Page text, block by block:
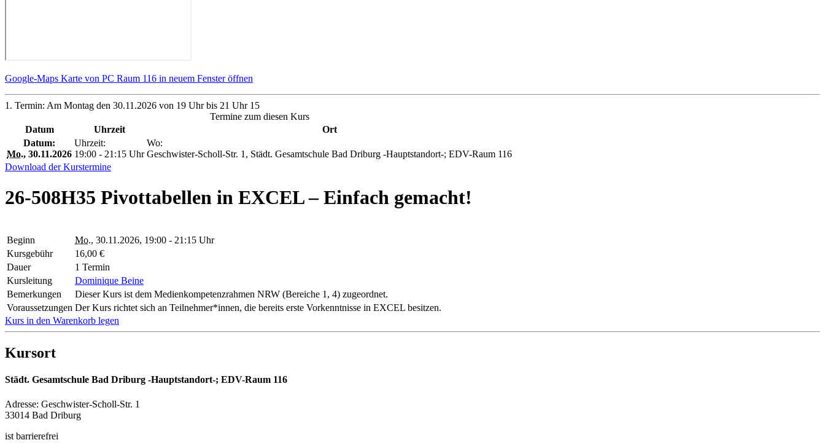
Google-Maps Karte von PC Raum 116 in neuem Fenster öffnen
1. Termin: Am Montag den 30.11.2026 von 19 Uhr bis 21 Uhr 15
Termine zum diesen Kurs
Datum
Uhrzeit
Ort
Datum:
Mo., 30.11.2026
Uhrzeit:
19:00 - 21:15 Uhr
Wo:
Geschwister-Scholl-Str. 1, Städt. Gesamtschule Bad Driburg -Hauptstandort-; EDV-Raum 116
Download der Kurstermine
26-508H35 Pivottabellen in EXCEL – Einfach gemacht!
Beginn Mo., 30.11.2026, 19:00 - 21:15 Uhr
Kursgebühr
16,00 €
Dauer
1 Termin
Kursleitung
Dominique Beine
Bemerkungen
Dieser Kurs ist dem Medienkompetenzrahmen NRW (Bereiche 1, 4) zugeordnet.
Voraussetzungen Der Kurs richtet sich an Teilnehmer*innen, die bereits erste Vorkenntnisse in EXCEL besitzen.
Kurs in den Warenkorb legen
Kursort
Städt. Gesamtschule Bad Driburg -Hauptstandort-; EDV-Raum 116
Adresse: Geschwister-Scholl-Str. 1
33014 Bad Driburg
ist barrierefrei